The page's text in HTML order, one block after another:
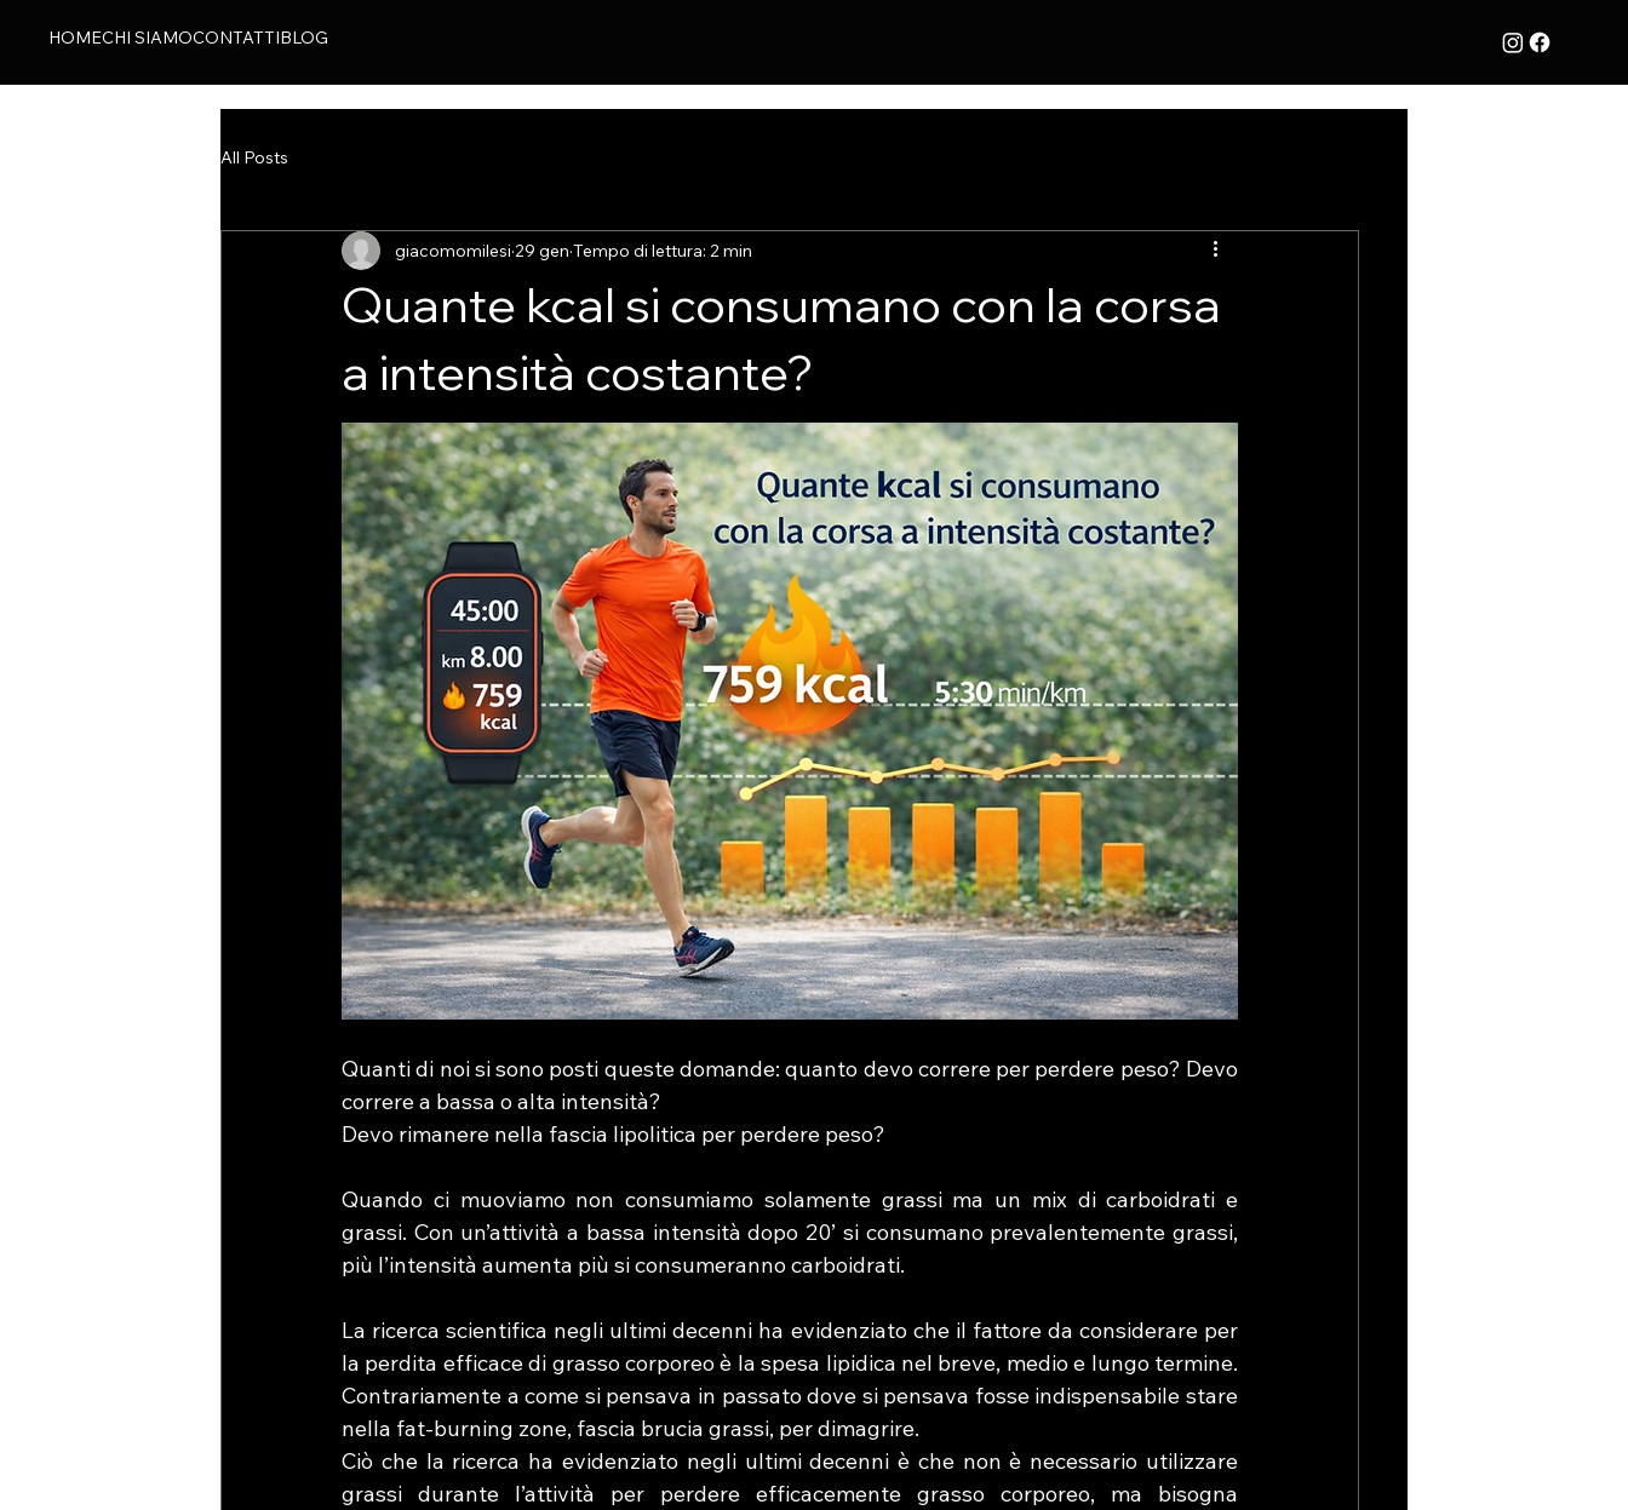
HOMECHI SIAMOCONTATTIBLOG
All Posts
Quante kcal si consumano con la corsa
a intensità costante?
giacomomilesi 29 gen Tempo di lettura: 2 min
Quanti di noi si sono posti queste domande: quanto devo correre per perdere peso? Devo
correre a bassa o alta intensità?
Devo rimanere nella fascia lipolitica per perdere peso?
Quando ci muoviamo non consumiamo solamente grassi ma un mix di carboidrati e
grassi. Con un’attività a bassa intensità dopo 20’ si consumano prevalentemente grassi,
più l’intensità aumenta più si consumeranno carboidrati.
La ricerca scientifica negli ultimi decenni ha evidenziato che il fattore da considerare per
la perdita efficace di grasso corporeo è la spesa lipidica nel breve, medio e lungo termine.
Contrariamente a come si pensava in passato dove si pensava fosse indispensabile stare
nella fat-burning zone, fascia brucia grassi, per dimagrire.
Ciò che la ricerca ha evidenziato negli ultimi decenni è che non è necessario utilizzare
grassi durante l’attività per perdere efficacemente grasso corporeo, ma bisogna